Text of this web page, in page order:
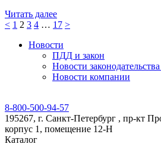
Читать далее
˂ 1 2 3 4 … 17 ˃
Новости
ПДД и закон
Новости
Новости компании
8-800-500-94-57
195267, г. Санкт-Петербург , пр-кт
корпус 1, помещение 12-Н
Каталог